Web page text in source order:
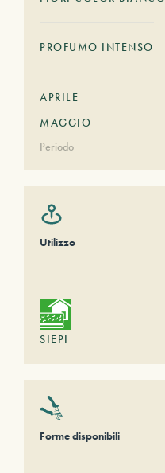
PROFUMO INTENSO
APRILE
MAGGIO
Periodo
Utilizzo
SIEPI
Forme disponibili